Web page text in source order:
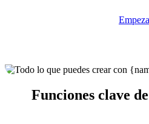
Funciones clave